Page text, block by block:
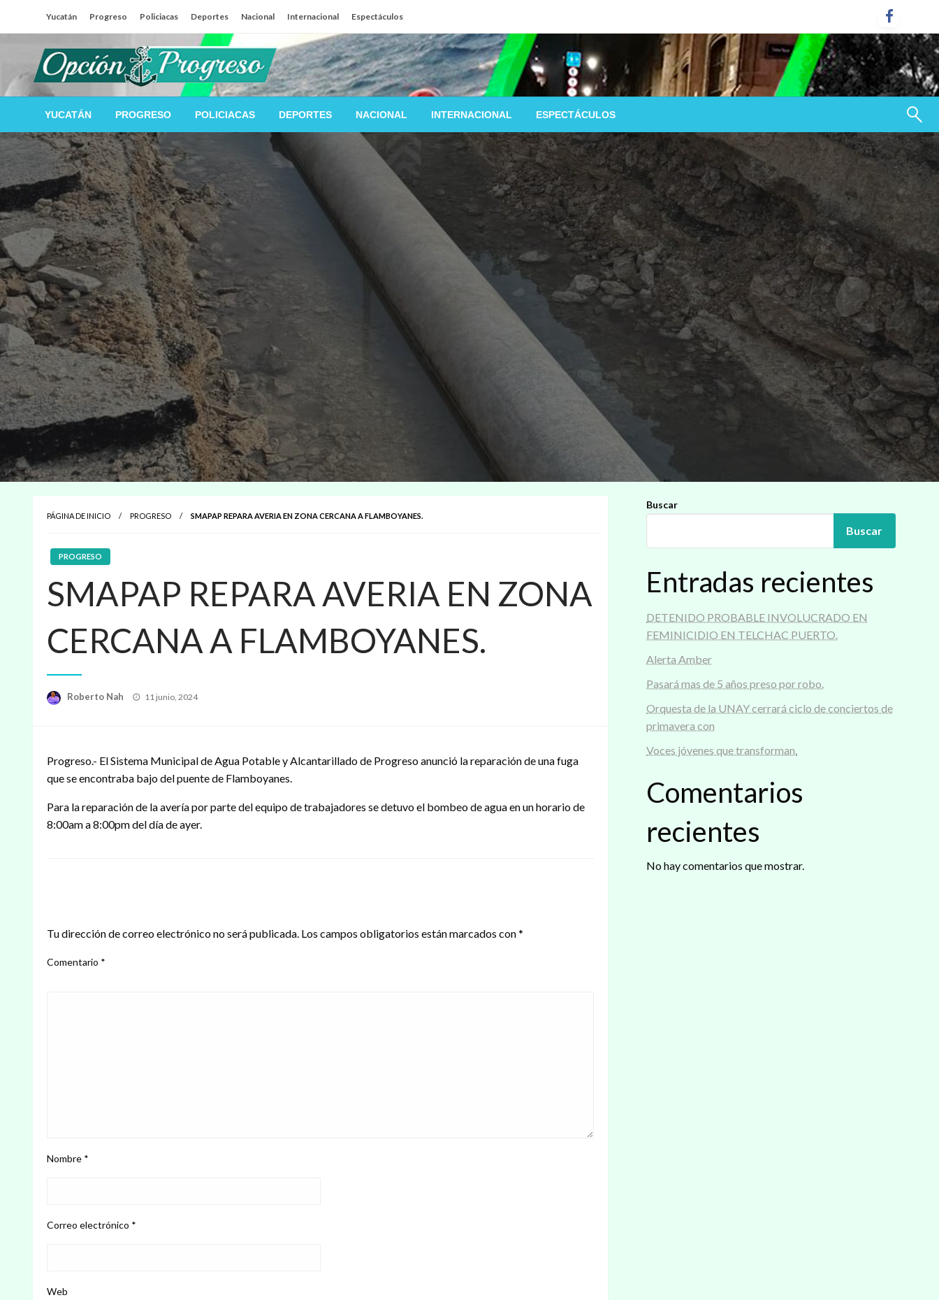
Yucatán Progreso Policiacas Deportes Nacional Internacional Espectáculos
Opción Progreso
Las noticias del día a día del puerto
YUCATÁN PROGRESO POLICIACAS DEPORTES NACIONAL INTERNACIONAL ESPECTÁCULOS
PÁGINA DE INICIO PROGRESO SMAPAP REPARA AVERIA EN ZONA CERCANA A FLAMBOYANES.
PROGRESO
SMAPAP REPARA AVERIA EN ZONA
CERCANA A FLAMBOYANES.
Roberto Nah
Publicado
11 junio, 2024
Progreso.- El Sistema Municipal de Agua Potable y Alcantarillado de Progreso anunció la reparación de una fuga
que se encontraba bajo del puente de Flamboyanes.
Para la reparación de la avería por parte del equipo de trabajadores se detuvo el bombeo de agua en un horario de
8:00am a 8:00pm del día de ayer.
Tu dirección de correo electrónico no será publicada. Los campos obligatorios están marcados con*
Comentario *
Nombre *
Correo electrónico *
Web
Buscar
Buscar
Entradas recientes
DETENIDO PROBABLE INVOLUCRADO EN
FEMINICIDIO EN TELCHAC PUERTO.
Alerta Amber
Pasará mas de 5 años preso por robo.
Orquesta de la UNAY cerrará ciclo de conciertos de
primavera con
Voces jóvenes que transforman.
Comentarios
recientes
No hay comentarios que mostrar.